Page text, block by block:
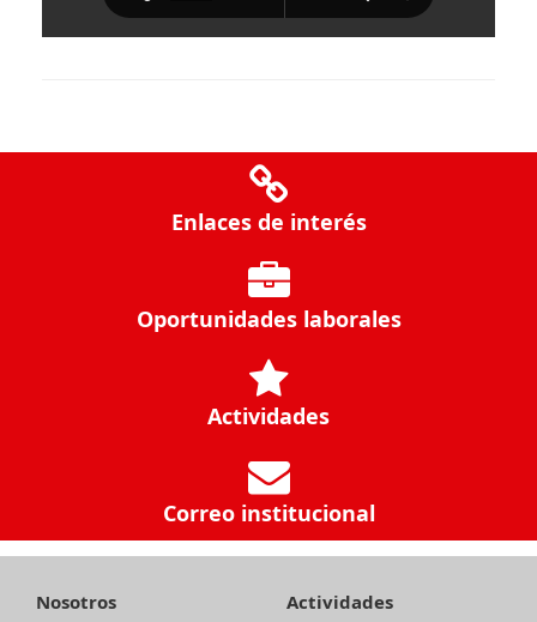
Enlaces de interés
Oportunidades laborales
Actividades
Correo institucional
Nosotros Actividades